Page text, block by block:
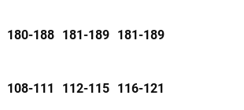
180-188 181-189 181-189
108-111 112-115 116-121